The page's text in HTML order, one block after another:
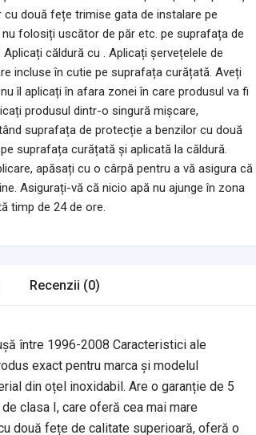
cu două fețe trimise gata de instalare pe
nu folosiți uscător de păr etc. pe suprafața de
căldură cu . Aplicați șervețelele de
incluse în cutie pe suprafața curățată. Aveți
îl aplicați în afara zonei în care produsul va fi
produsul dintr-o singură mișcare,
suprafața de protecție a benzilor cu două
suprafața curățată și aplicată la căldură.
apăsați cu o cârpă pentru a vă asigura că
Asigurați-vă că nicio apă nu ajunge în zona
timp de 24 de ore.
Recenzii (0)
între 1996-2008 Caracteristici ale
exact pentru marca și modelul
din oțel inoxidabil. Are o garanție de 5
clasa I, care oferă cea mai mare
două fețe de calitate superioară, oferă o